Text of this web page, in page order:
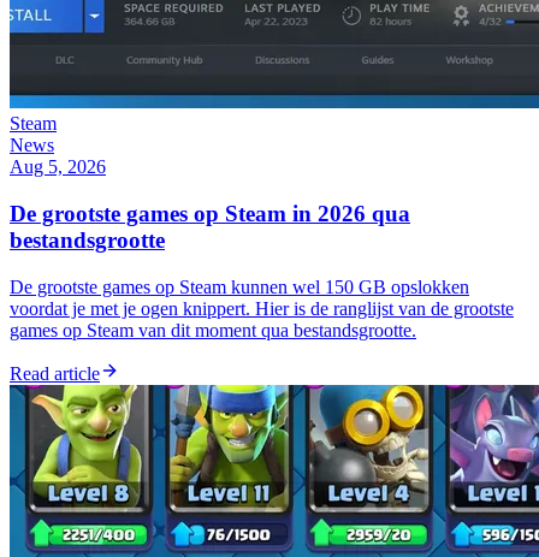
Steam
News
Aug 5, 2026
De grootste games op Steam in 2026 qua
bestandsgrootte
De grootste games op Steam kunnen wel 150 GB opslokken
voordat je met je ogen knippert. Hier is de ranglijst van de grootste
games op Steam van dit moment qua bestandsgrootte.
Read article